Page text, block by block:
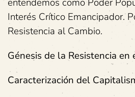
Interés Crítico Emancipador.
Resistencia al Cambio.
Génesis de la Resistencia
Caracterización del